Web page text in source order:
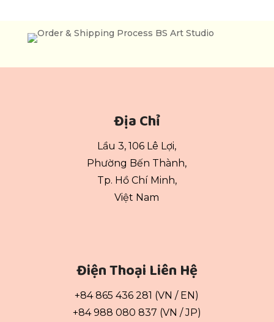
Địa Chỉ
Lầu 3, 106 Lê Lợi,
Phường Bến Thành,
Tp. Hồ Chí Minh,
Việt Nam
Điện Thoại Liên Hệ
+84 865 436 281 (VN / EN)
+84 988 080 837 (VN / JP)